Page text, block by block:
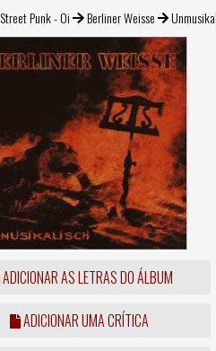
Street Punk - Oi Berliner Weisse
ADICIONAR AS LETRAS DO ÁLBUM
ADICIONAR UMA CRÍTICA